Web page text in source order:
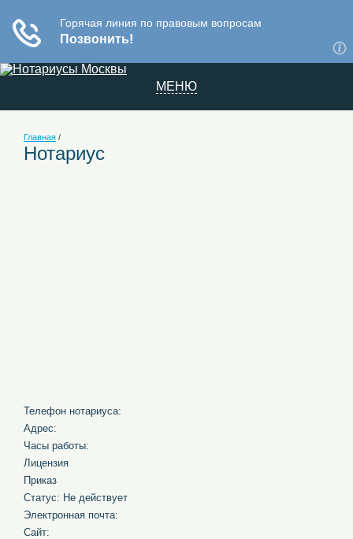
МЕНЮ
Главная /
Нотариус
Телефон нотариуса:
Адрес:
Часы работы:
Лицензия
Приказ
Статус: Не действует
Электронная почта:
Сайт: